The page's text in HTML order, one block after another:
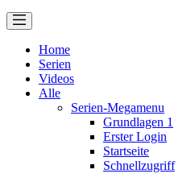
Home
Serien
Videos
Alle
Serien-Megamenu
Grundlagen 1
Erster Login
Startseite
Schnellzugriff